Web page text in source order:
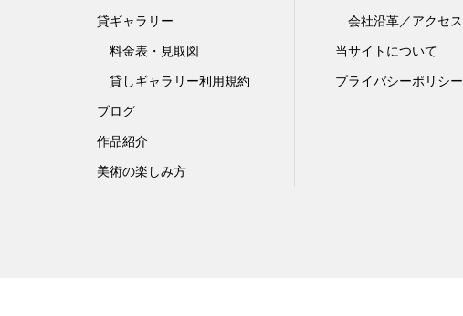
貸ギャラリー
料金表・見取図
貸しギャラリー利用規約
ブログ
作品紹介
美術の楽しみ方
会社沿革／アクセス
当サイトについて
プライバシーポリシー